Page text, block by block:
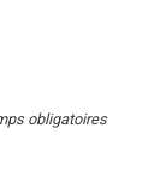
obligatoires